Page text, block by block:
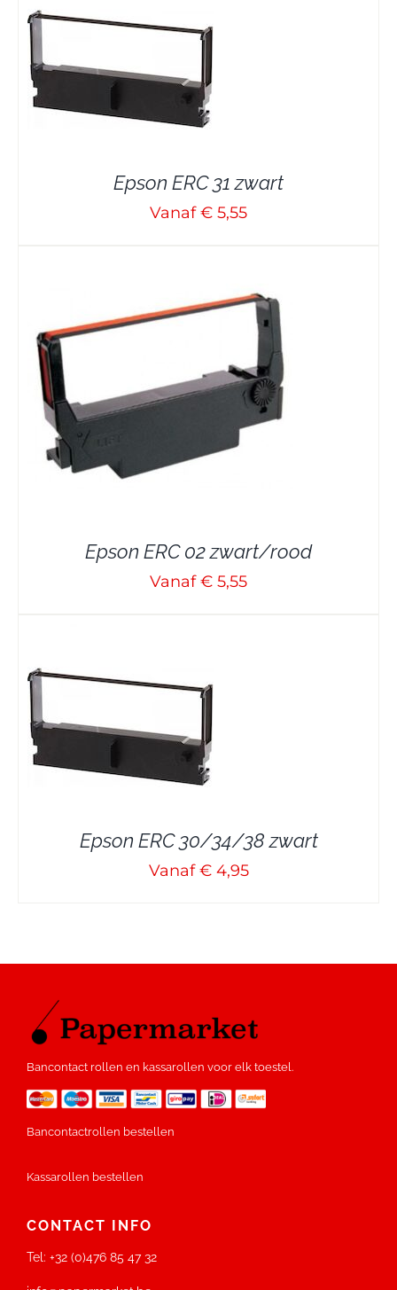
Epson ERC 31 zwart
Vanaf € 5,55
Epson ERC 02 zwart/rood
Vanaf € 5,55
Epson ERC 30/34/38 zwart
Vanaf € 4,95
Bancontact rollen en kassarollen voor elk toestel.
Bancontactrollen bestellen
Kassarollen bestellen
CONTACT INFO
Tel: +32 (0)476 85 47 32